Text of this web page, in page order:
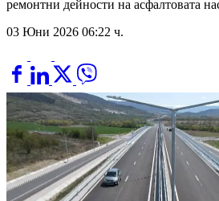
ремонтни дейности на асфалтовата
03 Юни 2026 06:22 ч.